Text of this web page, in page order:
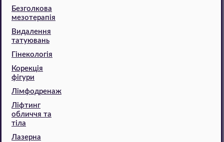
Безголкова
мезотерапія
Видалення
татуювань
Гінекологія
Корекція
фігури
Лімфодренаж
Ліфтинг
обличчя та
тіла
Лазерна